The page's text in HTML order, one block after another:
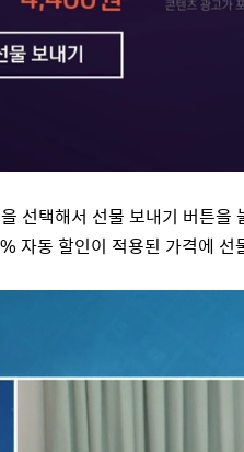
선택해서 선물 보내기 버튼을
자동 할인이 적용된 가격에 선